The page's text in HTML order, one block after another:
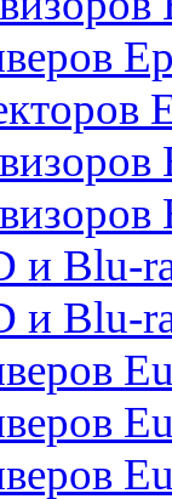
и Blu-
и Blu-